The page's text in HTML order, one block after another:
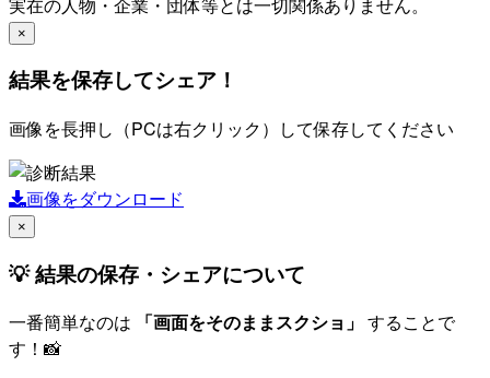
×
結果を保存してシェア！
画像を長押し（PCは右クリック）して保存してください
画像をダウンロード
×
💡 結果の保存・シェアについて
一番簡単なのは 「画面をそのままスクショ」 することで
す！📸